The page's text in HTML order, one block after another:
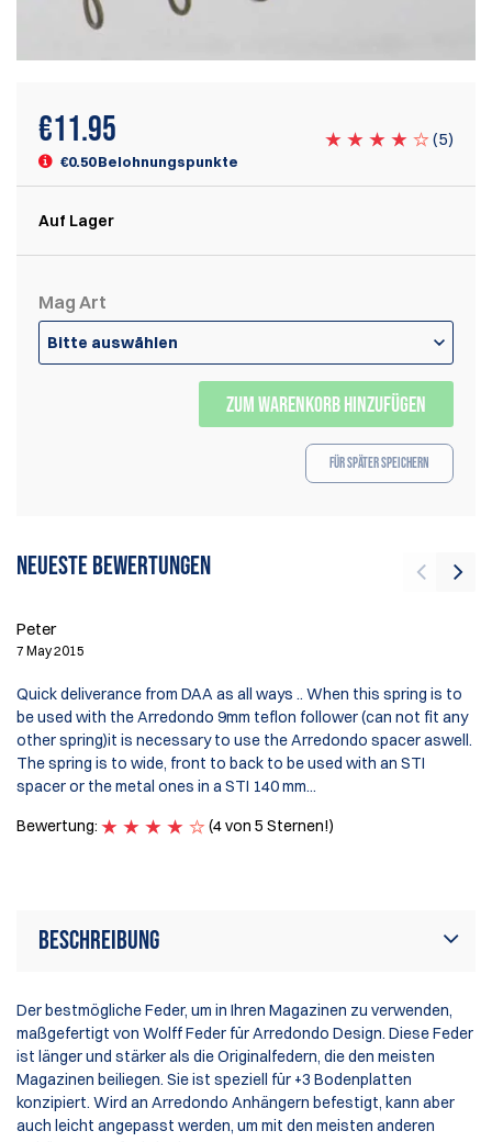
€11.95
€0.50 Belohnungspunkte
(5)
Auf Lager
Mag Art
Bitte auswählen
ZUM WARENKORB HINZUFÜGEN
Für später speichern
Neueste Bewertungen
Peter
7 May 2015
Quick deliverance from DAA as all ways .. When this spring is to
be used with the Arredondo 9mm teflon follower (can not fit any
other spring)it is necessary to use the Arredondo spacer aswell.
The spring is to wide, front to back to be used with an STI
spacer or the metal ones in a STI 140 mm...
Bewertung:
(4 von 5 Sternen!)
Beschreibung
Der bestmögliche Feder, um in Ihren Magazinen zu verwenden,
maßgefertigt von Wolff Feder für Arredondo Design. Diese Feder
ist länger und stärker als die Originalfedern, die den meisten
Magazinen beiliegen. Sie ist speziell für +3 Bodenplatten
konzipiert. Wird an Arredondo Anhängern befestigt, kann aber
auch leicht angepasst werden, um mit den meisten anderen